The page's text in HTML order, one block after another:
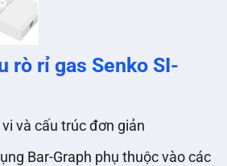
rò rỉ gas Senko SI-
và cấu trúc đơn giản
Bar-Graph phụ thuộc vào các